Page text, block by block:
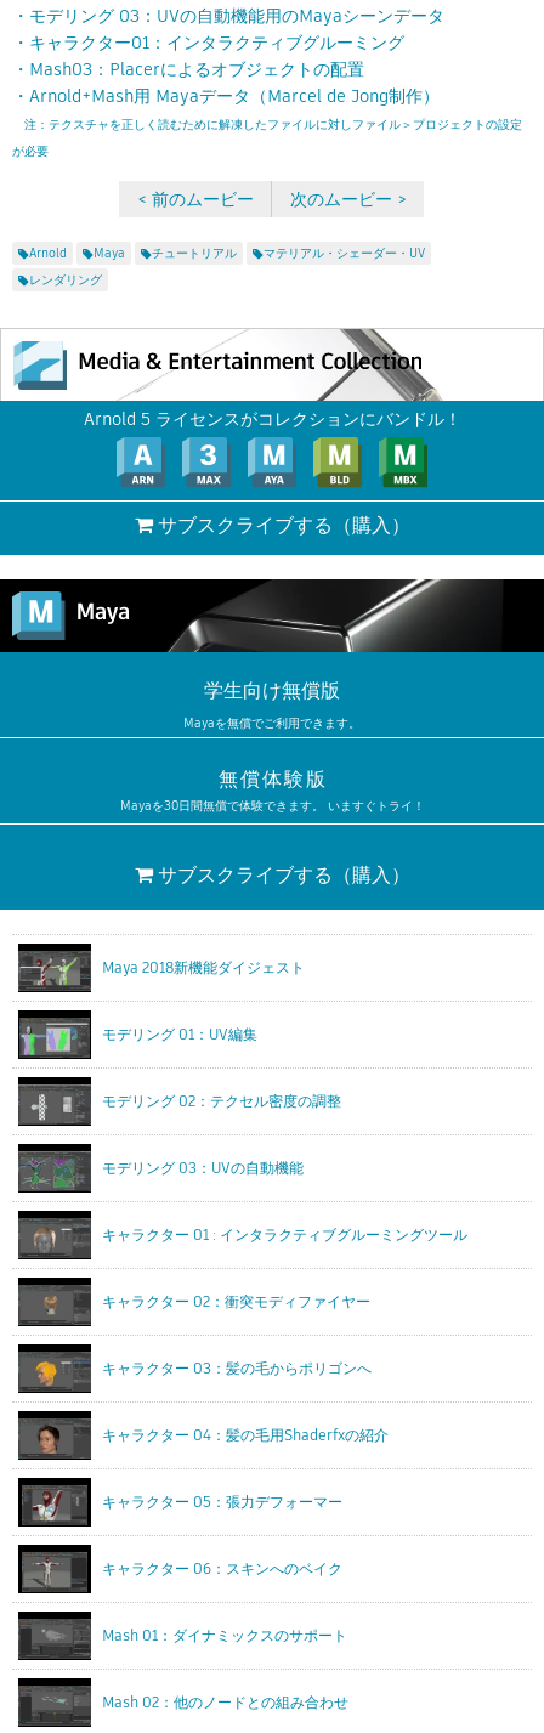
・モデリング 03：UVの自動機能用のMayaシーンデータ
・キャラクター01：インタラクティブグルーミング
・Mash03：Placerによるオブジェクトの配置
・Arnold+Mash用 Mayaデータ（Marcel de Jong制作）
注：テクスチャを正しく読むために解凍したファイルに対しファイル＞プロジェクトの設定
が必要
< 前のムービー 次のムービー >
Arnold Maya チュートリアル
マテリアル・シェーダー・UV
レンダリング
Arnold 5 ライセンスがコレクションにバンドル！
サブスクライブする （購入）
学生向け無償版
Mayaを無償でご利用できます。
無償体験版
Mayaを30日間無償で体験できます。 いますぐトライ！
サブスクライブする （購入）
Maya 2018新機能ダイジェスト
モデリング 01：UV編集
モデリング 02：テクセル密度の調整
モデリング 03：UVの自動機能
キャラクター 01 : インタラクティブグルーミングツール
キャラクター 02：衝突モディファイヤー
キャラクター 03：髪の毛からポリゴンへ
キャラクター 04：髪の毛用Shaderfxの紹介
キャラクター 05：張力デフォーマー
キャラクター 06：スキンへのベイク
Mash 01：ダイナミックスのサポート
Mash 02：他のノードとの組み合わせ